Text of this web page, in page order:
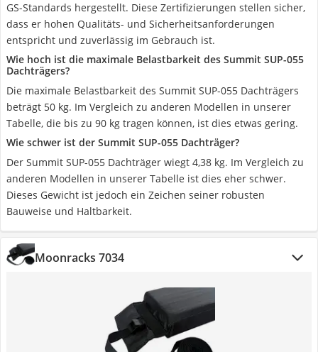
GS-Standards hergestellt. Diese Zertifizierungen stellen sicher,
dass er hohen Qualitäts- und Sicherheitsanforderungen
entspricht und zuverlässig im Gebrauch ist.
Wie hoch ist die maximale Belastbarkeit des Summit SUP-055
Dachträgers?
Die maximale Belastbarkeit des Summit SUP-055 Dachträgers
beträgt 50 kg. Im Vergleich zu anderen Modellen in unserer
Tabelle, die bis zu 90 kg tragen können, ist dies etwas gering.
Wie schwer ist der Summit SUP-055 Dachträger?
Der Summit SUP-055 Dachträger wiegt 4,38 kg. Im Vergleich zu
anderen Modellen in unserer Tabelle ist dies eher schwer.
Dieses Gewicht ist jedoch ein Zeichen seiner robusten
Bauweise und Haltbarkeit.
Moonracks 7034